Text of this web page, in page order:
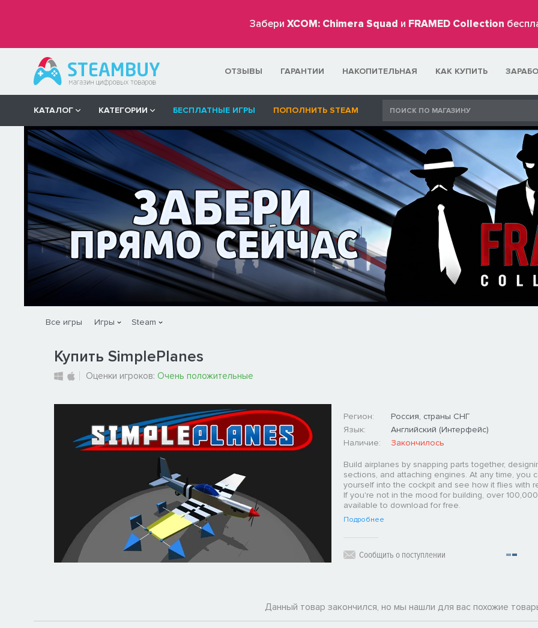
Забери XCOM: Chimera Squad и FRAMED Collection
ОТЗЫВЫ ГАРАНТИИ НАКОПИТЕЛЬНАЯ КАК КУПИТЬ
КАТАЛОГ КАТЕГОРИИ БЕСПЛАТНЫЕ ИГРЫ ПОПОЛНИТЬ STEAM
Все игры Игры Steam
Купить SimplePlanes
Оценки игроков: Очень положительные
Регион:
Россия, страны СНГ
Язык:
Английский (Интерфейс)
Наличие:
Закончилось
Build airplanes by snapping parts together,
sections, and attaching engines. At any time, you
yourself into the cockpit and see how it flies with
If you're not in the mood for building, over
available to download for free.
Подробнее
Сообщить о поступлении
Данный товар закончился, но мы нашли для вас похожие